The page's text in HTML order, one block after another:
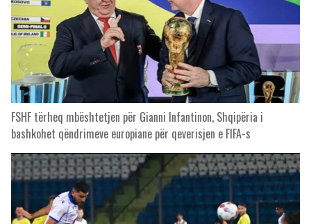
FSHF tërheq mbështetjen për Gianni Infantinon, Shqipëria i
bashkohet qëndrimeve europiane për qeverisjen e FIFA-s